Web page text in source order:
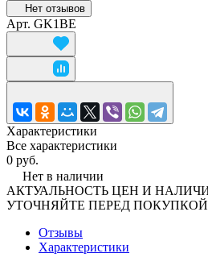
Нет отзывов
Арт. GK1BE
Характеристики
Все характеристики
0 руб.
Нет в наличии
АКТУАЛЬНОСТЬ ЦЕН И
УТОЧНЯЙТЕ ПЕРЕД
Отзывы
Характеристики